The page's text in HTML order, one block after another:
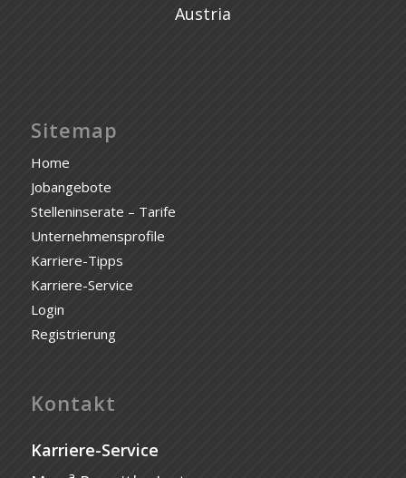
Austria
Sitemap
Home
Jobangebote
Stelleninserate – Tarife
Unternehmensprofile
Karriere-Tipps
Karriere-Service
Login
Registrierung
Kontakt
Karriere-Service